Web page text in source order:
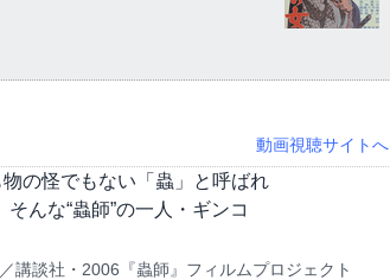
動画視聴サイトへ
の怪でもない「蟲」と呼ばれ
んな“蟲師”の一人・ギンコ
講談社・2006『蟲師』フィルムプロジェクト